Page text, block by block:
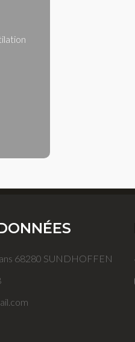
68280 SUNDHOFFEN